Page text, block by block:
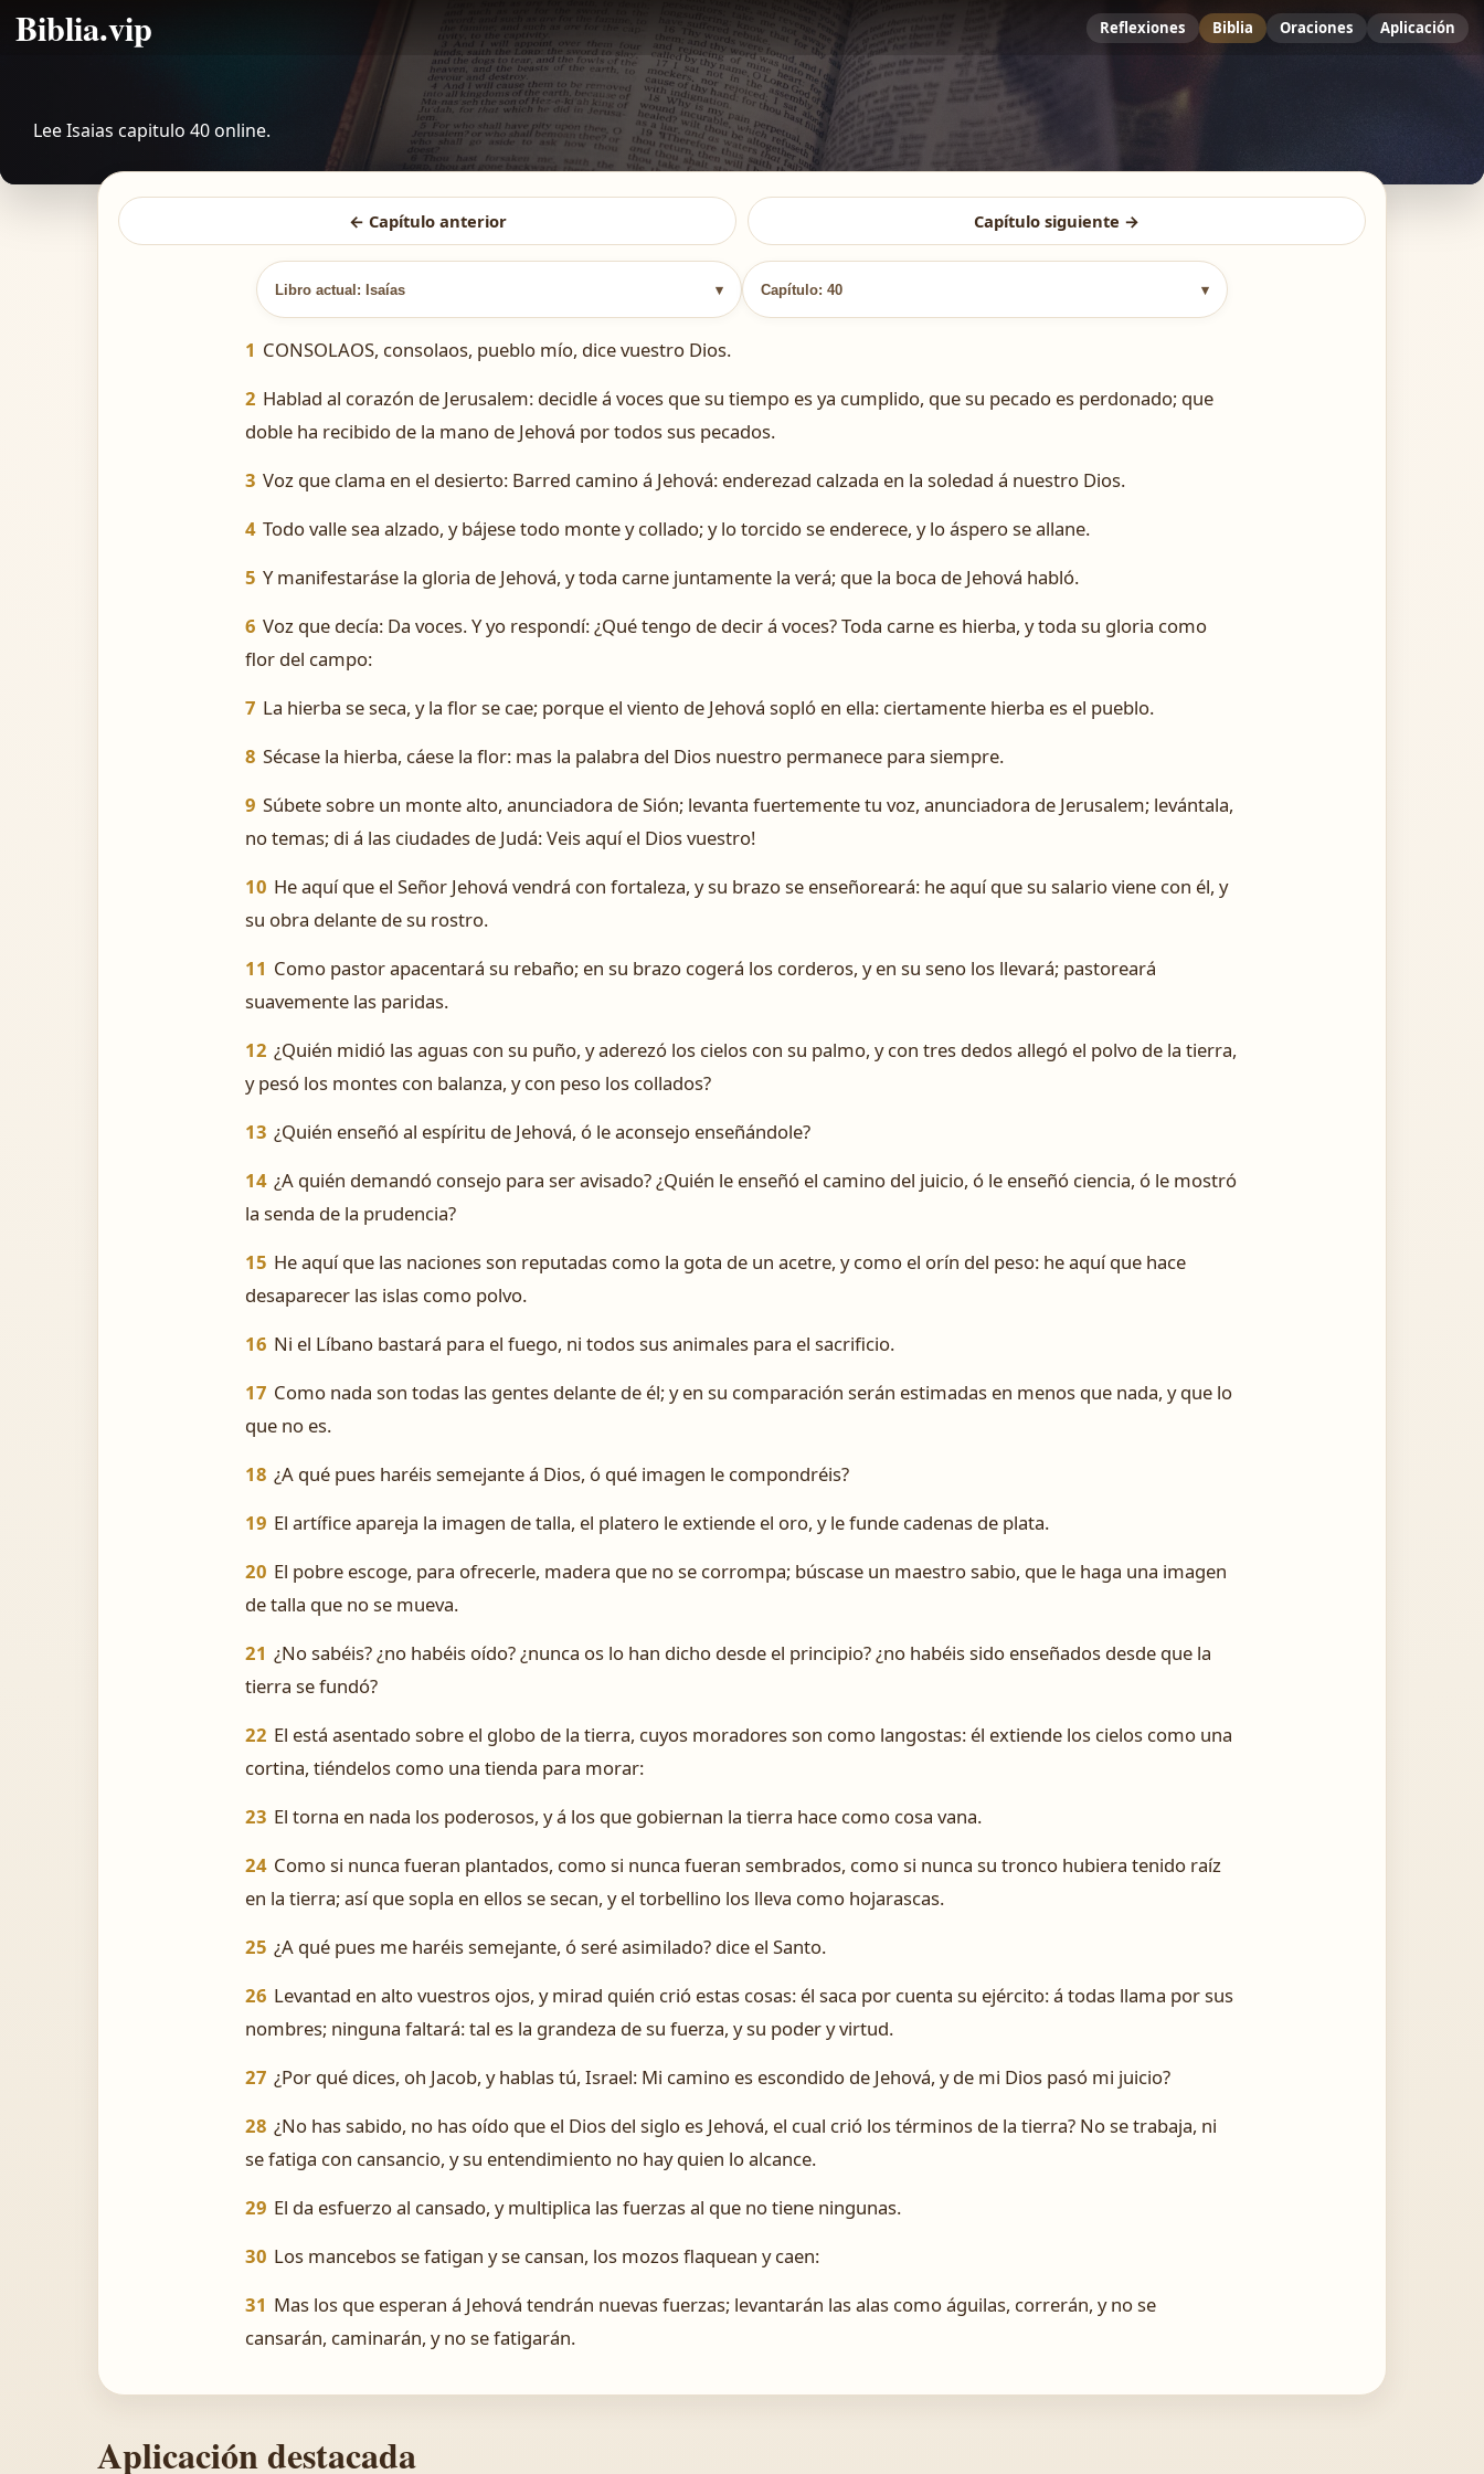
Biblia.vip Reflexiones Biblia Oraciones Aplicación
Lee Isaias capitulo 40 online.
← Capítulo anterior Capítulo siguiente →
Libro actual: Isaías ▾ Capítulo: 40 ▾
1 CONSOLAOS, consolaos, pueblo mío, dice vuestro Dios.
2 Hablad al corazón de Jerusalem: decidle á voces que su tiempo es ya cumplido, que su pecado es perdonado; que
doble ha recibido de la mano de Jehová por todos sus pecados.
3 Voz que clama en el desierto: Barred camino á Jehová: enderezad calzada en la soledad á nuestro Dios.
4 Todo valle sea alzado, y bájese todo monte y collado; y lo torcido se enderece, y lo áspero se allane.
5 Y manifestaráse la gloria de Jehová, y toda carne juntamente la verá; que la boca de Jehová habló.
6 Voz que decía: Da voces. Y yo respondí: ¿Qué tengo de decir á voces? Toda carne es hierba, y toda su gloria como
flor del campo:
7 La hierba se seca, y la flor se cae; porque el viento de Jehová sopló en ella: ciertamente hierba es el pueblo.
8 Sécase la hierba, cáese la flor: mas la palabra del Dios nuestro permanece para siempre.
9 Súbete sobre un monte alto, anunciadora de Sión; levanta fuertemente tu voz, anunciadora de Jerusalem; levántala,
no temas; di á las ciudades de Judá: ­Veis aquí el Dios vuestro!
10 He aquí que el Señor Jehová vendrá con fortaleza, y su brazo se enseñoreará: he aquí que su salario viene con él, y
su obra delante de su rostro.
11 Como pastor apacentará su rebaño; en su brazo cogerá los corderos, y en su seno los llevará; pastoreará
suavemente las paridas.
12 ¿Quién midió las aguas con su puño, y aderezó los cielos con su palmo, y con tres dedos allegó el polvo de la tierra,
y pesó los montes con balanza, y con peso los collados?
13 ¿Quién enseñó al espíritu de Jehová, ó le aconsejo enseñándole?
14 ¿A quién demandó consejo para ser avisado? ¿Quién le enseñó el camino del juicio, ó le enseñó ciencia, ó le mostró
la senda de la prudencia?
15 He aquí que las naciones son reputadas como la gota de un acetre, y como el orín del peso: he aquí que hace
desaparecer las islas como polvo.
16 Ni el Líbano bastará para el fuego, ni todos sus animales para el sacrificio.
17 Como nada son todas las gentes delante de él; y en su comparación serán estimadas en menos que nada, y que lo
que no es.
18 ¿A qué pues haréis semejante á Dios, ó qué imagen le compondréis?
19 El artífice apareja la imagen de talla, el platero le extiende el oro, y le funde cadenas de plata.
20 El pobre escoge, para ofrecerle, madera que no se corrompa; búscase un maestro sabio, que le haga una imagen
de talla que no se mueva.
21 ¿No sabéis? ¿no habéis oído? ¿nunca os lo han dicho desde el principio? ¿no habéis sido enseñados desde que la
tierra se fundó?
22 El está asentado sobre el globo de la tierra, cuyos moradores son como langostas: él extiende los cielos como una
cortina, tiéndelos como una tienda para morar:
23 El torna en nada los poderosos, y á los que gobiernan la tierra hace como cosa vana.
24 Como si nunca fueran plantados, como si nunca fueran sembrados, como si nunca su tronco hubiera tenido raíz
en la tierra; así que sopla en ellos se secan, y el torbellino los lleva como hojarascas.
25 ¿A qué pues me haréis semejante, ó seré asimilado? dice el Santo.
26 Levantad en alto vuestros ojos, y mirad quién crió estas cosas: él saca por cuenta su ejército: á todas llama por sus
nombres; ninguna faltará: tal es la grandeza de su fuerza, y su poder y virtud.
27 ¿Por qué dices, oh Jacob, y hablas tú, Israel: Mi camino es escondido de Jehová, y de mi Dios pasó mi juicio?
28 ¿No has sabido, no has oído que el Dios del siglo es Jehová, el cual crió los términos de la tierra? No se trabaja, ni
se fatiga con cansancio, y su entendimiento no hay quien lo alcance.
29 El da esfuerzo al cansado, y multiplica las fuerzas al que no tiene ningunas.
30 Los mancebos se fatigan y se cansan, los mozos flaquean y caen:
31 Mas los que esperan á Jehová tendrán nuevas fuerzas; levantarán las alas como águilas, correrán, y no se
cansarán, caminarán, y no se fatigarán.
Aplicación destacada